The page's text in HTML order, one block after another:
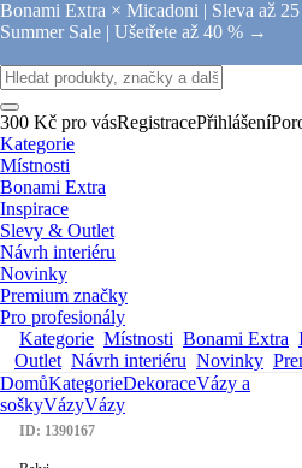
Bonami Extra × Micadoni | Sleva až
Summer Sale | Ušetřete až 40 % →
300 Kč pro vásRegistracePřihlášení
Kategorie
Místnosti
Bonami Extra
Inspirace
Slevy & Outlet
Návrh interiéru
Novinky
Premium značky
Pro profesionály
Kategorie Místnosti Bonami Extra
Outlet Návrh interiéru Novinky
DomůKategorieDekoraceVázy a
soškyVázyVázy
ID: 1390167